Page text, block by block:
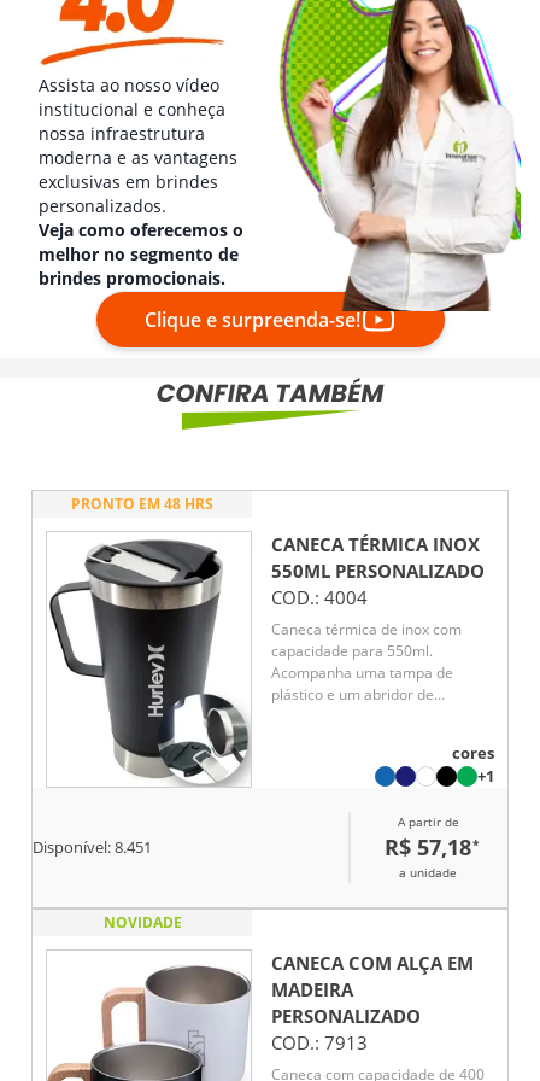
Assista ao nosso vídeo
institucional e conheça
nossa infraestrutura
moderna e as vantagens
exclusivas em brindes
personalizados.
Veja como oferecemos o
melhor no segmento de
brindes promocionais.
Clique e surpreenda-se!
PRONTO EM 48 HRS
CANECA TÉRMICA INOX
550ML PERSONALIZADO
COD.: 4004
Caneca térmica de inox com
capacidade para 550ml.
Acompanha uma tampa de
plástico e um abridor de
cores
+1
Disponível:8.451
A partir de
R$ 57,18*
a unidade
NOVIDADE
CANECA COM ALÇA EM
MADEIRA
PERSONALIZADO
COD.: 7913
Caneca com capacidade de 400